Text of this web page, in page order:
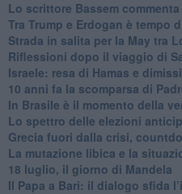
Lo scrittore Bassem
Tra Trump e Erdogan è tempo
Strada in salita per la May tra
Riflessioni dopo il viaggio di
Israele: resa di Hamas e
10 anni fa la scomparsa di
In Brasile è il momento della
Lo spettro delle elezioni
Grecia fuori dalla crisi,
La mutazione libica e la
18 luglio, il giorno di Mandela
Il Papa a Bari: il dialogo sfida